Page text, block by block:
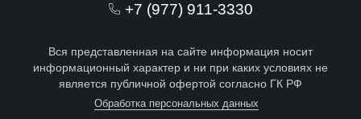
+7 (977) 911-3330
Вся представленная на сайте информация носит
информационный характер и ни при каких условиях не
является публичной офертой согласно ГК РФ
Обработка персональных данных